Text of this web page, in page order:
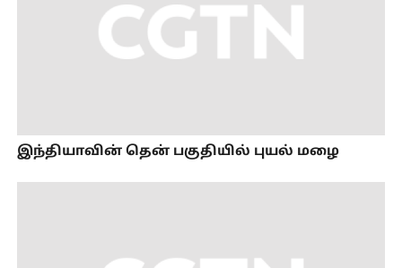
இந்தியாவின் தென் பகுதியில் புயல் மழை